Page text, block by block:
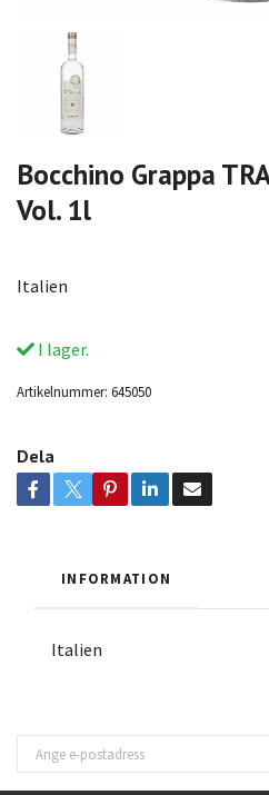
Bocchino Grappa
Vol. 1l
Italien
I lager.
Artikelnummer: 645050
Dela
INFORMATION
Italien